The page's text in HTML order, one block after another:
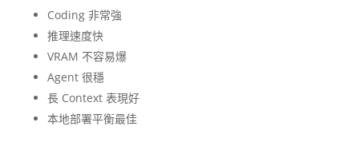
Coding 非常強
推理速度快
VRAM 不容易爆
Agent 很穩
長 Context 表現好
本地部署平衡最佳